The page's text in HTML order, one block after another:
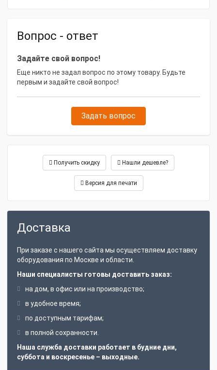
Вопрос - ответ
Задайте свой вопрос!
Еще никто не задал вопрос по этому товару. Будьте
первым и задайте свой вопрос!
Задать вопрос
Получить скидку Нашли дешевле?
Версия для печати
Доставка
При заказе с нашего сайта мы осуществляем доставку
оборудования по Москве и области.
Наши специалисты готовы доставить заказ:
на дом, в офис или на производство;
в удобное время;
по доступным тарифам;
в полной сохранности.
Наша служба доставки работает в будние дни,
суббота и воскресенье – выходные.